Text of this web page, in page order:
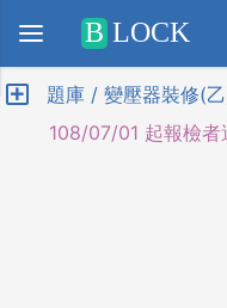
Positive SSL
B LOCK
題庫 / 變壓器裝修(
108/07/01 起報檢者